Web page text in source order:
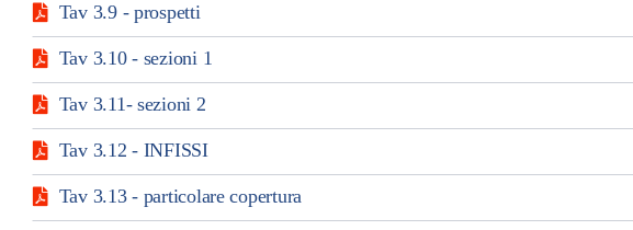
Tav 3.9 - prospetti
Tav 3.10 - sezioni 1
Tav 3.11- sezioni 2
Tav 3.12 - INFISSI
Tav 3.13 - particolare copertura